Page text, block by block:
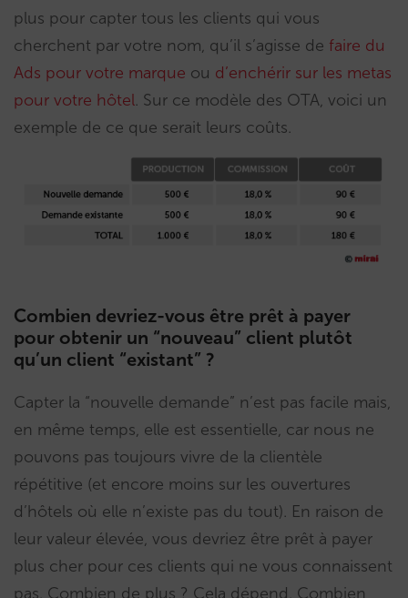
plus pour capter tous les clients qui vous
cherchent par votre nom, qu’il s’agisse de faire du
Ads pour votre marque ou d’enchérir sur les metas
pour votre hôtel. Sur ce modèle des OTA, voici un
exemple de ce que serait leurs coûts.
Combien devriez-vous être prêt à payer
pour obtenir un “nouveau” client plutôt
qu’un client “existant” ?
Capter la “nouvelle demande” n’est pas facile mais,
en même temps, elle est essentielle, car nous ne
pouvons pas toujours vivre de la clientèle
répétitive (et encore moins sur les ouvertures
d’hôtels où elle n’existe pas du tout). En raison de
leur valeur élevée, vous devriez être prêt à payer
plus cher pour ces clients qui ne vous connaissent
pas. Combien de plus ? Cela dépend. Combien